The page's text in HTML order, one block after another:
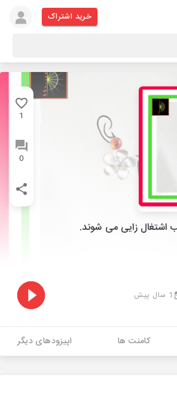
خرید اشتراک
1
0
اشتغال زایی می شوند.
1 سال پیش
کامنت ها اپیزودهای دیگر